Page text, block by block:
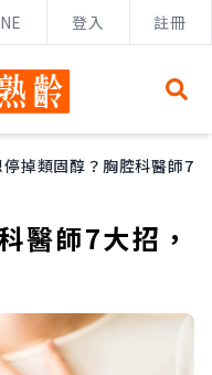
登入 註冊
停掉類固醇？胸腔科醫師7
醫師7大招，